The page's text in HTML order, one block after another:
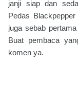
janji siap dan
Pedas
juga sebab
Buat pembaca
komen ya.